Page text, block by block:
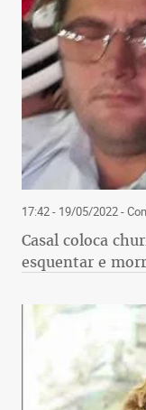
17:42 - 19/05/2022-
Casal coloca
esquentar e